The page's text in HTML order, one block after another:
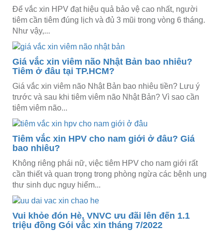
Để vắc xin HPV đạt hiệu quả bảo vệ cao nhất, người
tiêm cần tiêm đúng lịch và đủ 3 mũi trong vòng 6 tháng.
Như vậy,...
Giá vắc xin viêm não Nhật Bản bao nhiêu?
Tiêm ở đâu tại TP.HCM?
Giá vắc xin viêm não Nhật Bản bao nhiêu tiền? Lưu ý
trước và sau khi tiêm viêm não Nhật Bản? Vì sao cần
tiêm viêm não...
Tiêm vắc xin HPV cho nam giới ở đâu? Giá
bao nhiêu?
Không riêng phái nữ, việc tiêm HPV cho nam giới rất
cần thiết và quan trọng trong phòng ngừa các bệnh ung
thư sinh dục nguy hiểm...
Vui khỏe đón Hè, VNVC ưu đãi lên đến 1.1
triệu đồng Gói vắc xin tháng 7/2022